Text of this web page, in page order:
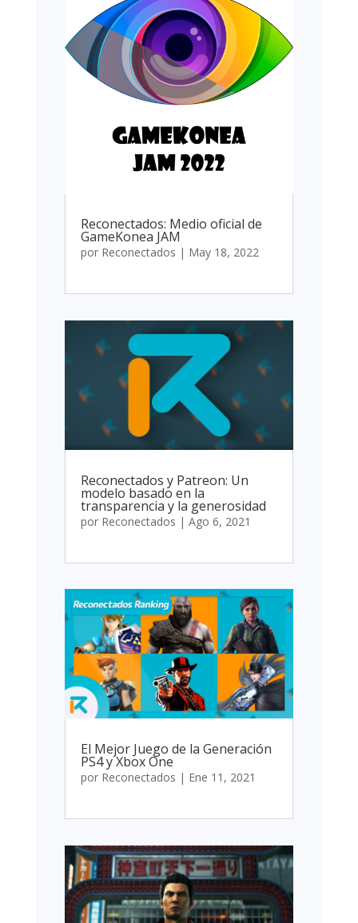
Reconectados: Medio oficial de
GameKonea JAM
por Reconectados | May 18, 2022
Reconectados y Patreon: Un
modelo basado en la
transparencia y la generosidad
por Reconectados | Ago 6, 2021
El Mejor Juego de la Generación
PS4 y Xbox One
por Reconectados | Ene 11, 2021